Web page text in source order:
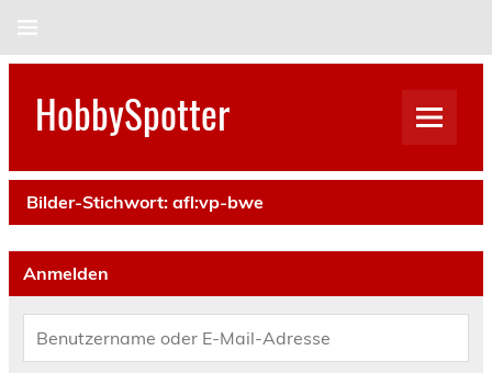
HobbySpotter
Bilder-Stichwort: afl:vp-bwe
Anmelden